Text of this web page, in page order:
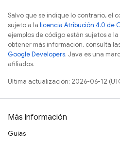
Salvo que se indique lo contrario, el
sujeto a la licencia Atribución 4.0 de
ejemplos de código están sujetos a la
obtener más información, consulta
Google Developers. Java es una
afiliados.
Última actualización: 2026-06-12
Más información
Guías